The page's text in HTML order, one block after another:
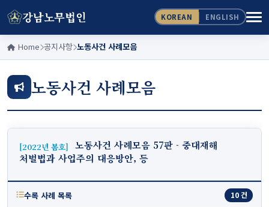
강남노무법인 KOREAN ENGLISH
Home 공지사항 노동사건 사례모음
노동사건 사례모음
[2022년 봄호]
노동사건 사례모음 57판 - 중대재해
처벌법과 사업주의 대응방안, 등
수록 사례 목록 10 건